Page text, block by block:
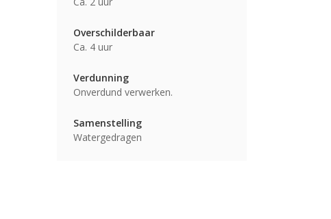
Overschilderbaar
Ca. 4 uur
Verdunning
Onverdund verwerken.
Samenstelling
Watergedragen